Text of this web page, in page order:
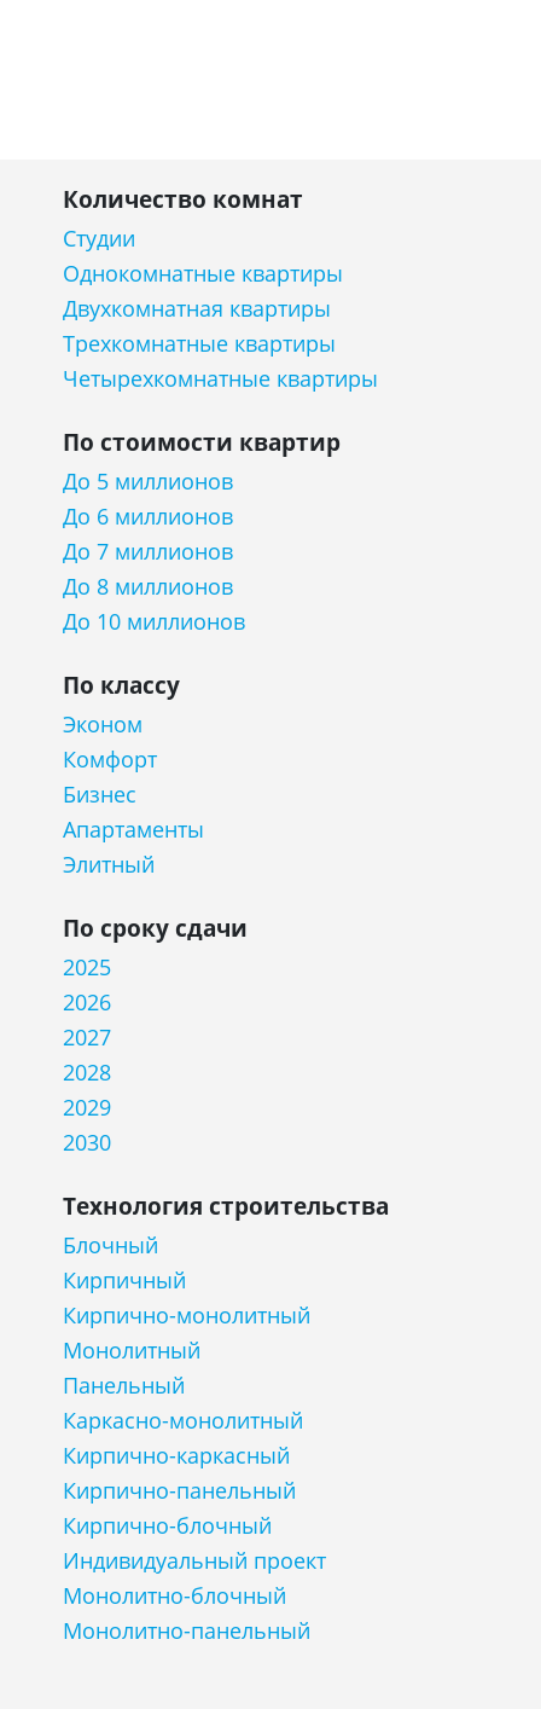
Количество комнат
Студии
Однокомнатные квартиры
Двухкомнатная квартиры
Трехкомнатные квартиры
Четырехкомнатные квартиры
По стоимости квартир
До 5 миллионов
До 6 миллионов
До 7 миллионов
До 8 миллионов
До 10 миллионов
По классу
Эконом
Комфорт
Бизнес
Апартаменты
Элитный
По сроку сдачи
2025
2026
2027
2028
2029
2030
Технология строительства
Блочный
Кирпичный
Кирпично-монолитный
Монолитный
Панельный
Каркасно-монолитный
Кирпично-каркасный
Кирпично-панельный
Кирпично-блочный
Индивидуальный проект
Монолитно-блочный
Монолитно-панельный